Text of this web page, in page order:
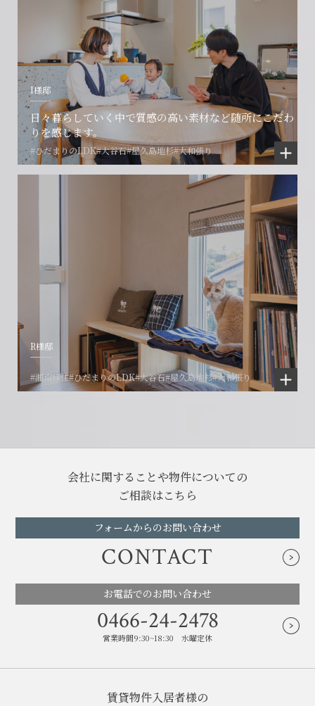
I様邸
日々暮らしていく中で質感の高い素材など随所にこだわ
りを感じます。
#ひだまりのLDK#大谷石#屋久島地杉#大和張り
R様邸
#湘南移住#ひだまりのLDK#大谷石#屋久島地杉#大和張り
会社に関することや物件についての
ご相談はこちら
フォームからのお問い合わせ
CONTACT
お電話でのお問い合わせ
0466-24-2478
営業時間9:30~18:30 水曜定休
賃貸物件入居者様の